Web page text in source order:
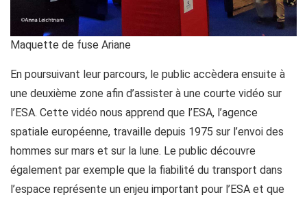
Maquette de fuse Ariane
En poursuivant leur parcours, le public accèdera ensuite à
une deuxième zone afin d’assister à une courte vidéo sur
l’ESA. Cette vidéo nous apprend que l’ESA, l’agence
spatiale européenne, travaille depuis 1975 sur l’envoi des
hommes sur mars et sur la lune. Le public découvre
également par exemple que la fiabilité du transport dans
l’espace représente un enjeu important pour l’ESA et que